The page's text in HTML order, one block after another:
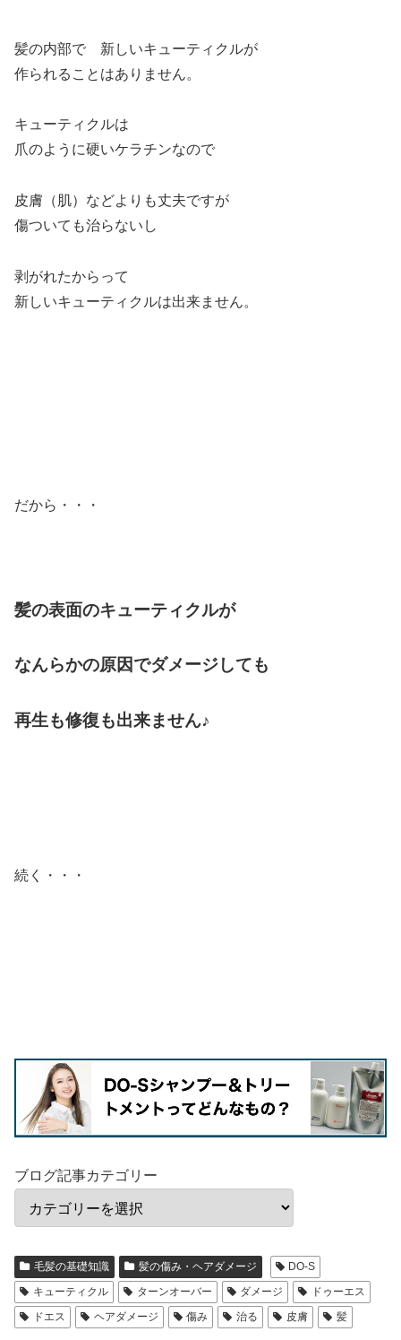
髪の内部で 新しいキューティクルが
作られることはありません。
キューティクルは
爪のように硬いケラチンなので
皮膚（肌）などよりも丈夫ですが
傷ついても治らないし
剥がれたからって
新しいキューティクルは出来ません。
だから・・・
髪の表面のキューティクルが
なんらかの原因でダメージしても
再生も修復も出来ません♪
続く・・・
ブログ記事カテゴリー
毛髪の基礎知識 髪の傷み・ヘアダメージ
DO-S
キューティクル
ターンオーバー ダメージ
ドゥーエス
ドエス
ヘアダメージ 傷み 治る 皮膚 髪